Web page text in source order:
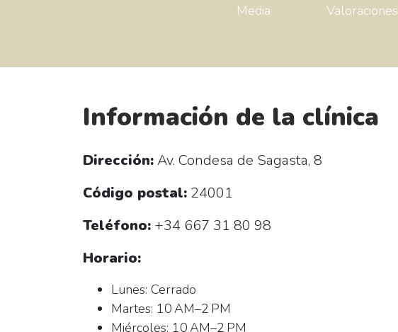
Media
Valoraciones
Información de la clínica
Dirección:Av. Condesa de Sagasta, 8
Código postal: 24001
Teléfono: +34 667 31 80 98
Horario:
Lunes: Cerrado
Martes: 10 AM–2 PM
Miércoles: 10 AM–2 PM